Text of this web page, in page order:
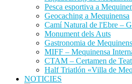
Pesca esportiva a
Geocaching a Mequinensa
Camí Natural de l'Ebre –
Monument dels Auts
Gastronomia de
MIFF – Mequinensa
CTAM – Certamen de
Half Triatlón «Villa de
NOTICIES